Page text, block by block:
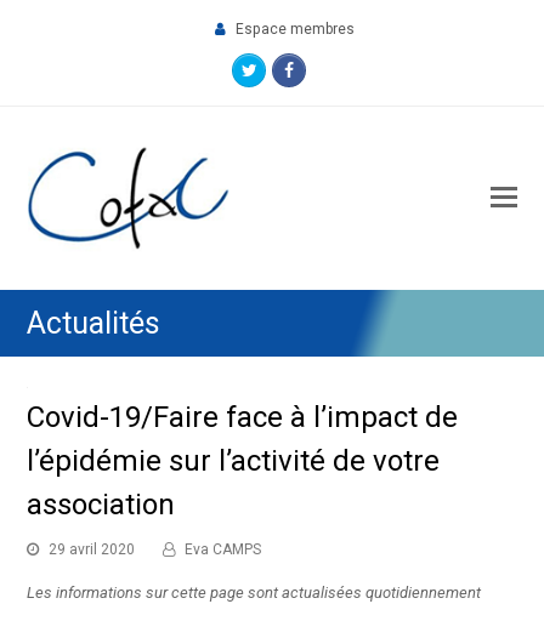
Espace membres
TwitterFacebook
Actualités
Covid-19/Faire face à l’impact de
l’épidémie sur l’activité de votre
association
29 avril 2020 Eva CAMPS
Les informations sur cette page sont actualisées quotidiennement